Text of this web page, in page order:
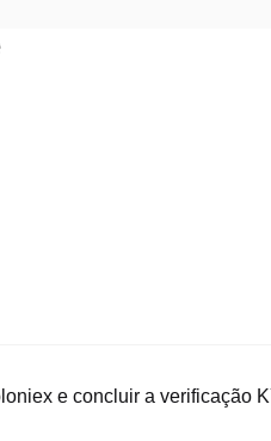
e concluir a verificação